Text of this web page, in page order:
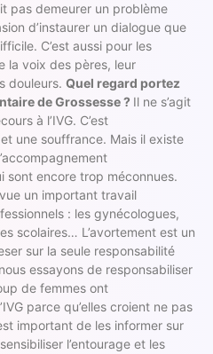
pas demeurer un problème
d’instaurer un dialogue que
C’est aussi pour les
la voix des pères, leur
douleurs. Quel regard portez
de Grossesse ? Il ne s’agit
à l’IVG. C’est
une souffrance. Mais il existe
sont encore trop méconnues.
un important travail
: les gynécologues,
scolaires… L’avortement est un
sur la seule responsabilité
essayons de responsabiliser
de femmes ont
parce qu’elles croient ne pas
important de les informer sur
l’entourage et les